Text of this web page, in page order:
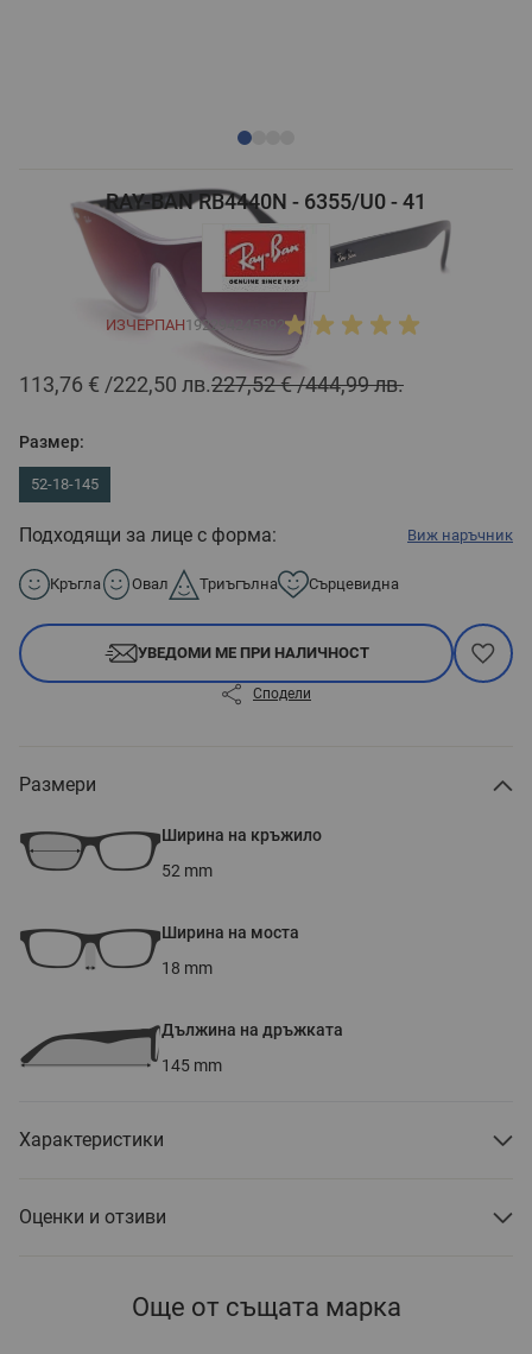
RAY-BAN RB4440N - 6355/U0 - 41
ИЗЧЕРПАН192294245892
227,52 € 444,99 лв.
113,76 € 222,50 лв.
Размер:
52-18-145
Подходящи за лице с форма: Виж наръчник
Кръгла Овал Триъгълна Сърцевидна
УВЕДОМИ МЕ ПРИ НАЛИЧНОСТ
Сподели
Размери
Ширина на кръжило
52 mm
Ширина на моста
18 mm
Дължина на дръжката
145 mm
Характеристики
Оценки и отзиви
Още от същата марка